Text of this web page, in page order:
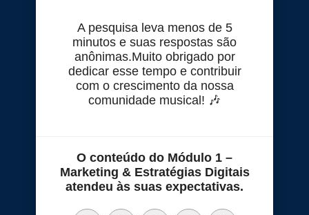
A pesquisa leva menos de 5
minutos e suas respostas são
anônimas.Muito obrigado por
dedicar esse tempo e contribuir
com o crescimento da nossa
comunidade musical! 🎶
O conteúdo do Módulo 1 –
Marketing & Estratégias Digitais
atendeu às suas expectativas.